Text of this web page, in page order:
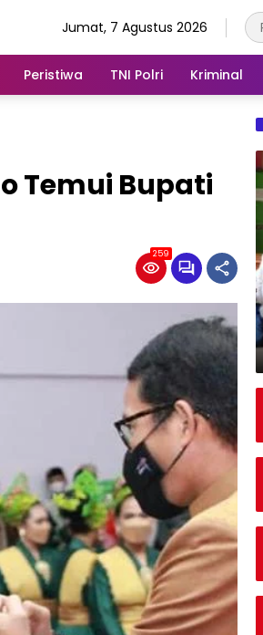
Jumat, 7 Agustus 2026
Peristiwa TNI Polri Kriminal
Temui Bupati
259